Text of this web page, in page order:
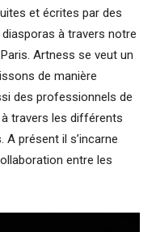
et écrites par des
à travers notre
Artness se veut un
de manière
des professionnels de
à travers les différents
présent il s’incarne
entre les